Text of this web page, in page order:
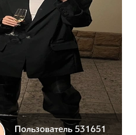
Пользователь 531651